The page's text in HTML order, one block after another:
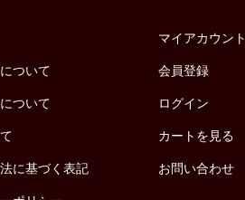
ついて
ついて
に基づく表記
マイアカウント
会員登録
ログイン
カートを見る
お問い合わせ